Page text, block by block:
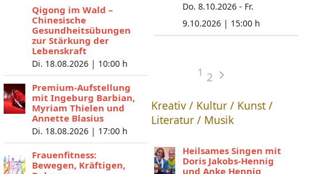
Qigong im Wald –
Chinesische
Gesundheitsübungen
zur Stärkung der
Lebenskraft
Di. 18.08.2026 | 10:00 h
Premium-Aufstellung
mit Ingeburg Barbian,
Myriam Thielen und
Annette Blasius
Di. 18.08.2026 | 17:00 h
Frauenfitness:
Bewegen, Kräftigen,
Do. 8.10.2026 - Fr.
9.10.2026 | 15:00 h
1 2
Kreativ / Kultur / Kunst /
Literatur / Musik
Heilsames Singen mit
Doris Jakobs-Hennig
und Anke Hennig